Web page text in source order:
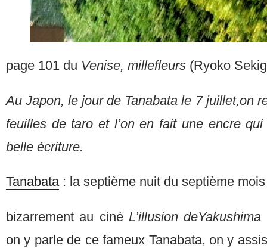
page 101 du Venise, millefleurs (Ryoko
Au Japon, le jour de Tanabata le 7 juillet,on
feuilles de taro et l’on en fait une encre qui
belle écriture.
Tanabata: la septième nuit du septième mois
bizarrement au ciné L’illusion deYakushima
on y parle de ce fameux Tanabata, on y